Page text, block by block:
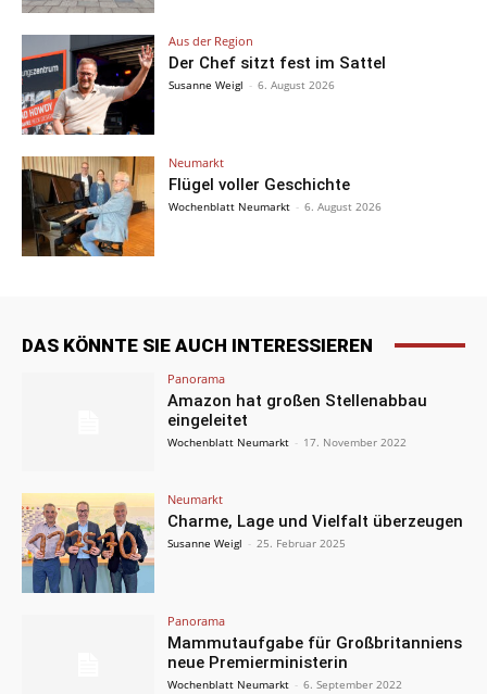
Aus der Region
Der Chef sitzt fest im Sattel
Susanne Weigl - 6. August 2026
Neumarkt
Flügel voller Geschichte
Wochenblatt Neumarkt - 6. August 2026
DAS KÖNNTE SIE AUCH INTERESSIEREN
Panorama
Amazon hat großen Stellenabbau
eingeleitet
Wochenblatt Neumarkt - 17. November 2022
Neumarkt
Charme, Lage und Vielfalt überzeugen
Susanne Weigl - 25. Februar 2025
Panorama
Mammutaufgabe für Großbritanniens
neue Premierministerin
Wochenblatt Neumarkt - 6. September 2022